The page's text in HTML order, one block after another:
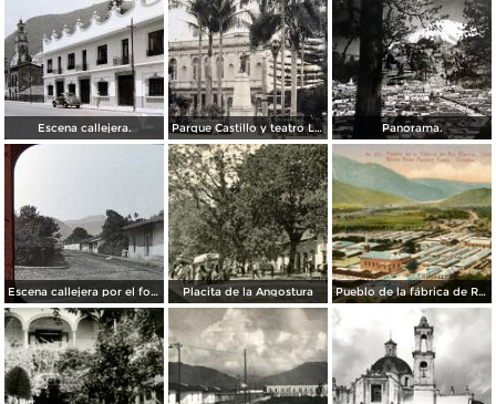
Escena callejera. Parque Castillo y teatro Llave. Panorama.
Escena callejera por el fotografo William H. Rau.. Placita de la Angostura Pueblo de la fábrica de Río Blanco